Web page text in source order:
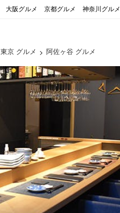
大阪グルメ 京都グルメ 神奈川グルメ
東京 グルメ 阿佐ヶ谷 グルメ